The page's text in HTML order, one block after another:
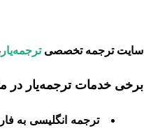
سایت ترجمه تخصصیترجمه‌یار
برخی خدمات ترجمه‌یار